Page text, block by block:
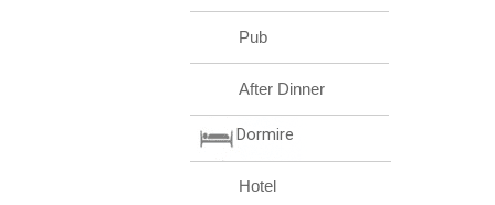
Pub
After Dinner
Dormire
Hotel